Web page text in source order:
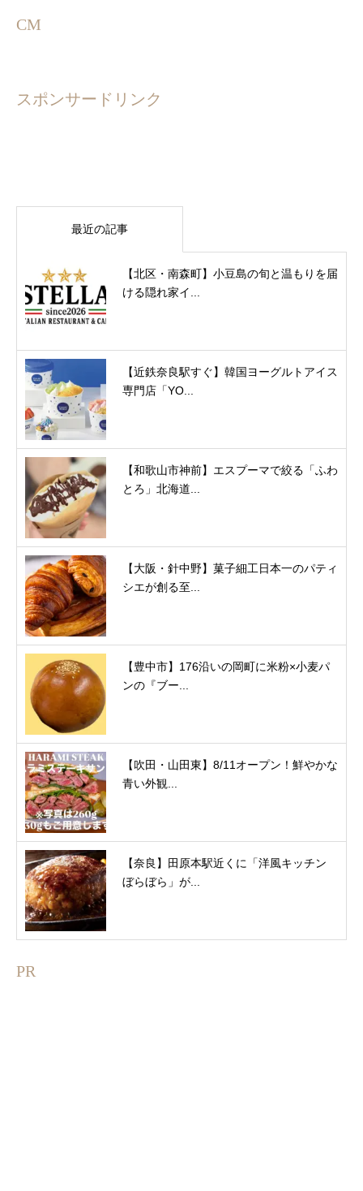
CM
スポンサードリンク
最近の記事
【北区・南森町】小豆島の旬と温もりを届
ける隠れ家イ...
【近鉄奈良駅すぐ】韓国ヨーグルトアイス
専門店「YO...
【和歌山市神前】エスプーマで絞る「ふわ
とろ」北海道...
【大阪・針中野】菓子細工日本一のパティ
シエが創る至...
【豊中市】176沿いの岡町に米粉×小麦パ
ンの『ブー...
【吹田・山田東】8/11オープン！鮮やかな
青い外観...
【奈良】田原本駅近くに「洋風キッチン
ぼらぼら」が...
PR